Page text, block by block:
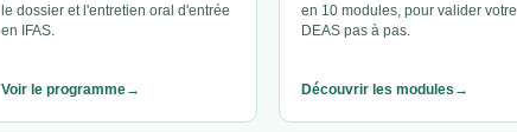
le dossier et l'entretien oral d'entrée
en IFAS.
Voir le programme
en 10 modules, pour valider votre
DEAS pas à pas.
Découvrir les modules